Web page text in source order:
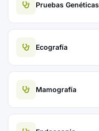
Pruebas Genéticas
Ecografía
Mamografía